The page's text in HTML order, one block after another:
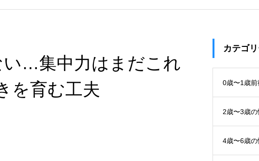
…集中力はまだこれ
を育む工夫
カテゴ
0歳〜1歳
2歳〜3歳
4歳〜6歳